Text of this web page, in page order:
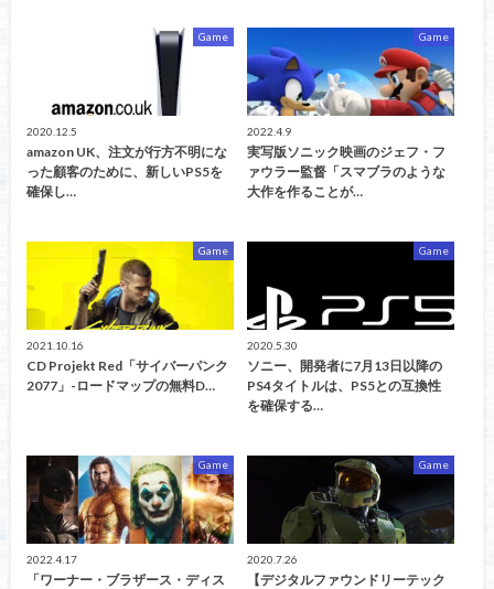
Game
2020.12.5
amazon UK、注文が行方不明にな
った顧客のために、新しいPS5を
確保し…
Game
2022.4.9
実写版ソニック映画のジェフ・フ
ァウラー監督「スマブラのような
大作を作ることが…
Game
2021.10.16
CD Projekt Red「サイバーパンク
2077」-ロードマップの無料D…
Game
2020.5.30
ソニー、開発者に7月13日以降の
PS4タイトルは、PS5との互換性
を確保する…
Game
2022.4.17
「ワーナー・ブラザース・ディス
Game
2020.7.26
【デジタルファウンドリーテック